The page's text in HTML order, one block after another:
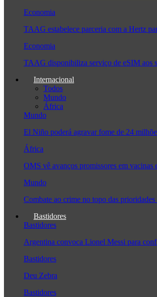
Economia
TAAG estabelece parceria com a Hertz
Economia
TAAG disponibiliza serviço de eSIM aos
Internacional
Todos
Mundo
África
Mundo
El Niño poderá agravar fome de 24
África
OMS vê avanços promissores em
Mundo
Combate ao crime no topo das
Bastidores
Bastidores
Argentina convoca Lionel Messi para
Bastidores
Deu Zebra
Bastidores